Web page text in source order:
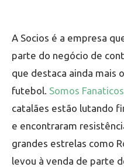
A Socios é a empresa
parte do negócio de
que destaca ainda mais
futebol. Somos
catalães estão lutando
e encontraram
grandes estrelas como
levou à venda de parte